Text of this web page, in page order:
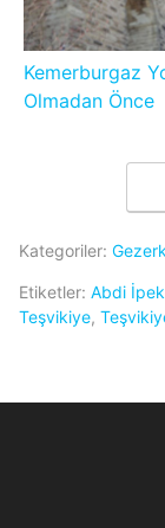
Kemerburgaz
Olmadan Önce
Kategoriler:
Etiketler: Abdi
Teşvikiye,